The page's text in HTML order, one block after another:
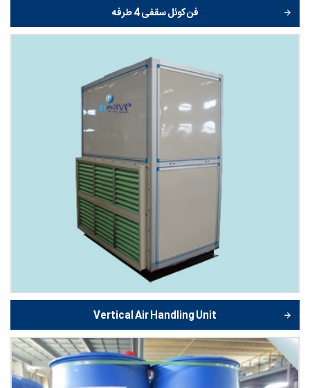
فن کوئل سقفی 4 طرفه
Vertical Air Handling Unit